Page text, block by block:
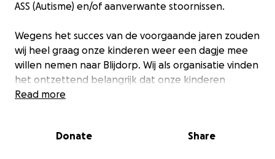
ASS (Autisme) en/of aanverwante stoornissen.
Wegens het succes van de voorgaande jaren zouden
wij heel graag onze kinderen weer een dagje mee
willen nemen naar Blijdorp. Wij als organisatie vinden
het ontzettend belangrijk dat onze kinderen
dezelfde ervaringen kunnen opdoen als alle andere
kunnen doen. Door dit soort activiteiten met onze
Read more
Donate Share